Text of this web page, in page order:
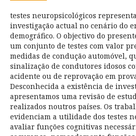
testes neuropsicológicos
investigação actual no cenário do
demográfico. O objectivo do
um conjunto de testes com valor
medidas de condução automóvel,
sinalização de condutores idosos
acidente ou de reprovação em
Desconhecida a existência de
apresentamos uma revisão de
realizados noutros países. Os
evidenciam a utilidade dos testes
avaliar funções cognitivas